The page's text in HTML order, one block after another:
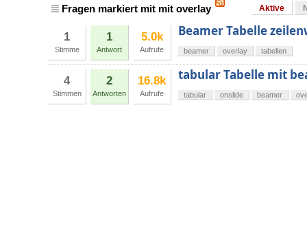
Fragen markiert mit mit overlay Aktive
1
Stimme
1
Antwort
5.0k
Aufrufe
Beamer Tabelle
beamer overlay tabellen
4
Stimmen
2
Antworten
16.8k
Aufrufe
tabular Tabelle mit
tabular onslide beamer